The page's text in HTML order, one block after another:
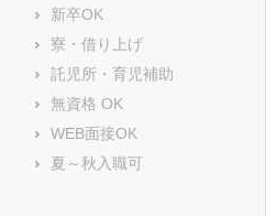
新卒OK
寮・借り上げ
託児所・育児補助
無資格 OK
WEB面接OK
夏～秋入職可